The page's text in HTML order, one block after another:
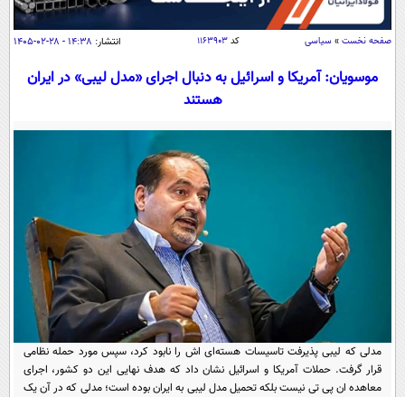
سیاسی
اقتصاد
خودرو
جامعه
اجتماعی
حوادث
سلامت
یک برش دانایی
محیط زیست
سفر و تفریح
ورزشی
بین الملل
سیاست خارجی
فرهنگ و هنر
علم و دانش
فناوری و It
علمی
اخبار کریپتو
قرآن
گوناگون
سرگرمی
باشگاه مغز
مجله تصویری سلاح
فیلم
اقتصاد
ورزش
سیاست
عصر ایران 2
خواندنی ها و دیدنی ها
داستان کوتاه
آموزش زبان
صفحه نخست » سیاسی کد ۱۱۶۳۹۰۳ انتشار: ۱۴:۳۸ - ۲۸-۰۲-۱۴۰۵
موسویان: آمریکا و اسرائیل به دنبال اجرای «مدل لیبی» در ایران
هستند
مدلی که لیبی پذیرفت تاسیسات هسته‌ای اش را نابود کرد، سپس مورد حمله نظامی
قرار گرفت. حملات آمریکا و اسرائیل نشان داد که هدف نهایی این دو کشور، اجرای
معاهده ان پی تی نیست بلکه تحمیل مدل لیبی به ایران بوده است؛ مدلی که در آن یک